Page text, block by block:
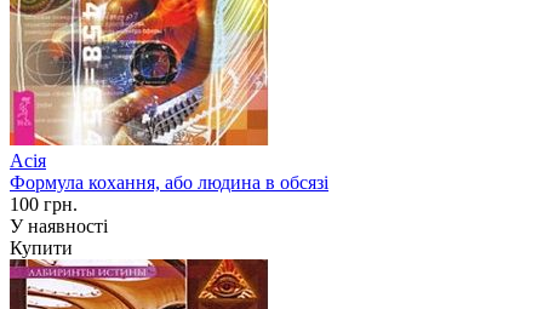
Асія
Формула кохання, або людина в обсязі
100 грн.
У наявності
Купити